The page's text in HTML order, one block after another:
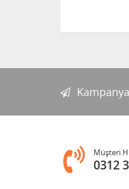
Müşteri
0312